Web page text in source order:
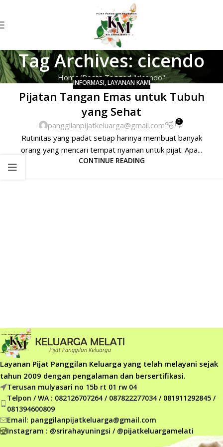
Tag Archives: cicendo
Home Posts Tagged "cicendo"
INFORMASI,LAYANAN KAMI
Pijatan Tangan Emas untuk Tubuh
yang Sehat
panggilanpijatkeluarga@gmail.com 0
Rutinitas yang padat setiap harinya membuat banyak
orang yang mencari tempat nyaman untuk pijat. Apa...
CONTINUE READING
Layanan Pijat Panggilan Keluarga yang telah melayani sejak
tahun 2009 dengan pengalaman dan bersertifikasi.
Terusan mulyasari no 15b rt 01 rw 04
Telpon / WA : 082126707264 / 087822277034 / 081911292845 /
081394600809
Email: panggilanpijatkeluarga@gmail.com
Instagram : @srirahayuningsi / @pijatkeluargamelati